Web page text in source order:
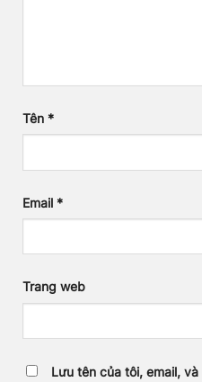
Tên *
Email *
Trang web
Lưu tên của tôi, email,